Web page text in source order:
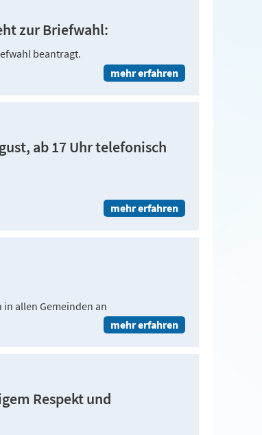
zur Briefwahl:
beantragt.
mehr erfahren
ab 17 Uhr telefonisch
mehr erfahren
allen Gemeinden an
mehr erfahren
Respekt und